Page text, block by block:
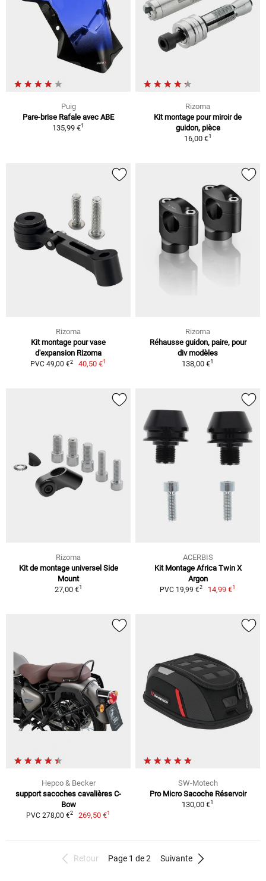
Puig
Pare-brise Rafale avec ABE
135,99 €1
Rizoma
Kit montage pour miroir de
guidon, pièce
16,00 €1
Rizoma
Kit montage pour vase
d'expansion Rizoma
PVC 49,00 €2 40,50 €1
Rizoma
Réhausse guidon, paire, pour
div modèles
138,00 €1
Rizoma
Kit de montage universel Side
Mount
27,00 €1
ACERBIS
Kit Montage Africa Twin X
Argon
PVC 19,99 €2 14,99 €1
Hepco & Becker
support sacoches cavalières C-
Bow
PVC 278,00 €2 269,50 €1
SW-Motech
Pro Micro Sacoche Réservoir
130,00 €1
Retour Page 1 de 2 Suivante